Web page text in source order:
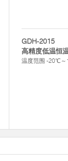
GDH-2015
高精度低温恒
温度范围 -20℃